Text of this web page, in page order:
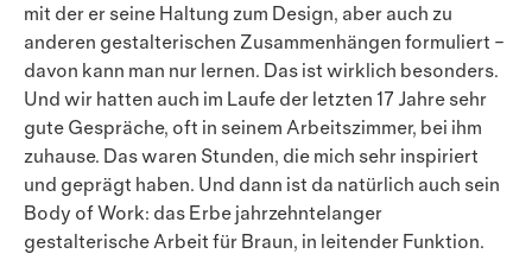
mit der er seine Haltung zum Design, aber auch zu
anderen gestalterischen Zusammenhängen formuliert –
davon kann man nur lernen. Das ist wirklich beson­ders.
Und wir hatten auch im Laufe der letzten 17 Jahre sehr
gute Gespräche, oft in seinem Arbeitszimmer, bei ihm
zuhause. Das waren Stunden, die mich sehr inspiriert
und geprägt haben. Und dann ist da natürlich auch sein
Body of Work: das Erbe jahrzehntelanger
gestalterische Arbeit für Braun, in leitender Funktion.